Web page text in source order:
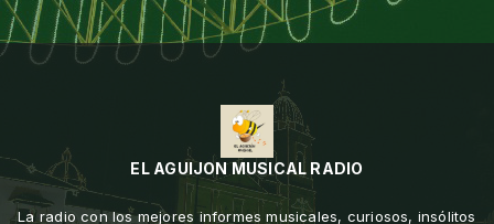
EL AGUIJON MUSICAL RADIO
La radio con los mejores informes musicales, curiosos, insólitos